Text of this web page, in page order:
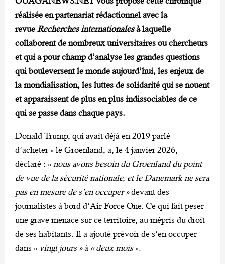
réalisée en partenariat rédactionnel avec la
revue Recherches internationalesà laquelle
collaborent de nombreux universitaires ou chercheurs
et qui a pour champ d’analyse les grandes questions
qui bouleversent le monde aujourd’hui, les enjeux de
la mondialisation, les luttes de solidarité qui se nouent
et apparaissent de plus en plus indissociables de ce
qui se passe dans chaque pays.
Donald Trump, qui avait déjà en 2019 parlé
d’acheter » le Groenland, a, le 4 janvier 2026,
déclaré : « nous avons besoin du Groenland du point
de vue de la sécurité nationale, et le Danemark ne sera
pas en mesure de s’en occuper »devant des
journalistes à bord d’Air Force One. Ce qui fait peser
une grave menace sur ce territoire, au mépris du droit
de ses habitants. Il a ajouté prévoir de s’en occuper
dans « vingt jours »à « deux mois».